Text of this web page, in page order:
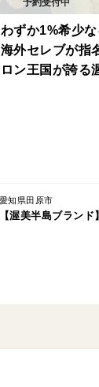
素材本来の濃
②🍅～収穫で
らみれば、
③🍅～【海外
ずか1%希少
外セレブが指
ン王国が誇る
愛知県田原市
【渥美半島ブランド